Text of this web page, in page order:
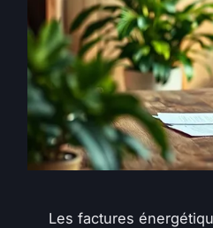
Les factures